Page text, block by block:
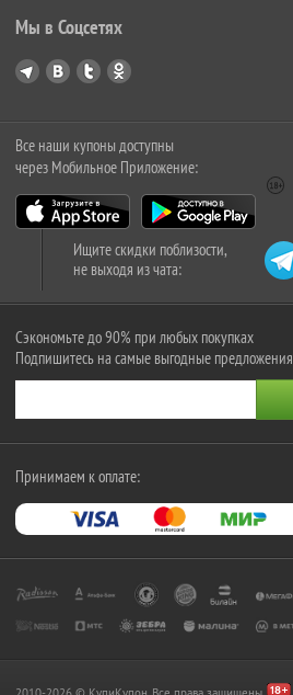
Мы в Соцсетях
Все наши купоны доступны
через Мобильное Приложение:
Ищите скидки поблизости,
не выходя из чата:
Сэкономьте до 90% при любых покупках
Подпишитесь на самые выгодные предложения
Принимаем к оплате: